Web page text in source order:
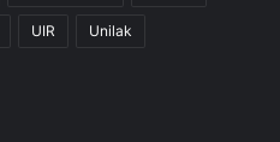
UIR Unilak